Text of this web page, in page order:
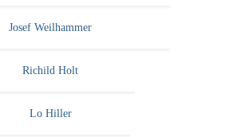
Josef Weilhammer
Richild Holt
Lo Hiller